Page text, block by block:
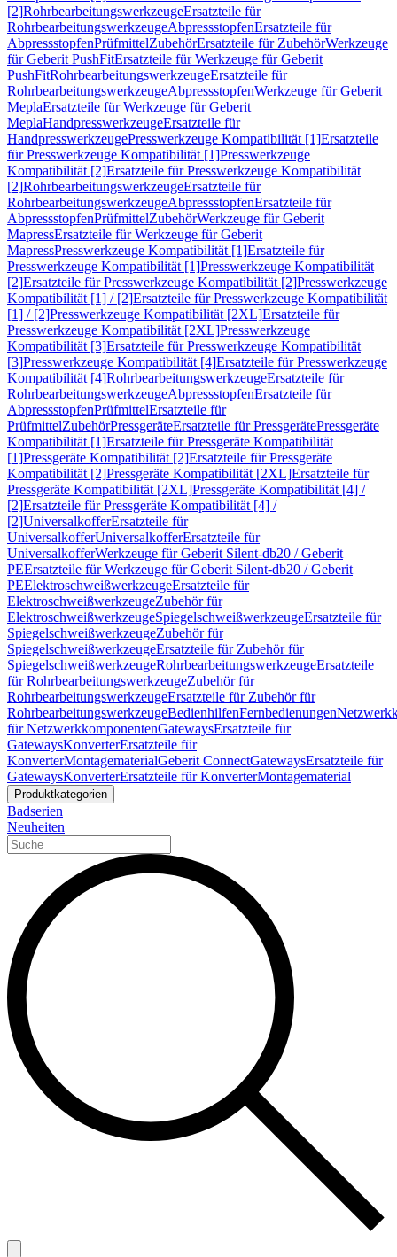
[2]RohrbearbeitungswerkzeugeErsatzteile für
RohrbearbeitungswerkzeugeAbpressstopfenErsatzteile für
AbpressstopfenPrüfmittelZubehörErsatzteile für ZubehörWerkzeuge
für Geberit PushFitErsatzteile für Werkzeuge für Geberit
PushFitRohrbearbeitungswerkzeugeErsatzteile für
RohrbearbeitungswerkzeugeAbpressstopfenWerkzeuge für Geberit
MeplaErsatzteile für Werkzeuge für Geberit
MeplaHandpresswerkzeugeErsatzteile für
HandpresswerkzeugePresswerkzeuge Kompatibilität [1]Ersatzteile
für Presswerkzeuge Kompatibilität [1]Presswerkzeuge
Kompatibilität [2]Ersatzteile für Presswerkzeuge Kompatibilität
[2]RohrbearbeitungswerkzeugeErsatzteile für
RohrbearbeitungswerkzeugeAbpressstopfenErsatzteile für
AbpressstopfenPrüfmittelZubehörWerkzeuge für Geberit
MapressErsatzteile für Werkzeuge für Geberit
MapressPresswerkzeuge Kompatibilität [1]Ersatzteile für
Presswerkzeuge Kompatibilität [1]Presswerkzeuge Kompatibilität
[2]Ersatzteile für Presswerkzeuge Kompatibilität [2]Presswerkzeuge
Kompatibilität [1] / [2]Ersatzteile für Presswerkzeuge Kompatibilität
[1] / [2]Presswerkzeuge Kompatibilität [2XL]Ersatzteile für
Presswerkzeuge Kompatibilität [2XL]Presswerkzeuge
Kompatibilität [3]Ersatzteile für Presswerkzeuge Kompatibilität
[3]Presswerkzeuge Kompatibilität [4]Ersatzteile für Presswerkzeuge
Kompatibilität [4]RohrbearbeitungswerkzeugeErsatzteile für
RohrbearbeitungswerkzeugeAbpressstopfenErsatzteile für
AbpressstopfenPrüfmittelErsatzteile für
PrüfmittelZubehörPressgeräteErsatzteile für PressgerätePressgeräte
Kompatibilität [1]Ersatzteile für Pressgeräte Kompatibilität
[1]Pressgeräte Kompatibilität [2]Ersatzteile für Pressgeräte
Kompatibilität [2]Pressgeräte Kompatibilität [2XL]Ersatzteile für
Pressgeräte Kompatibilität [2XL]Pressgeräte Kompatibilität [4] /
[2]Ersatzteile für Pressgeräte Kompatibilität [4] /
[2]UniversalkofferErsatzteile für
UniversalkofferUniversalkofferErsatzteile für
UniversalkofferWerkzeuge für Geberit Silent-db20 / Geberit
PEErsatzteile für Werkzeuge für Geberit Silent-db20 / Geberit
PEElektroschweißwerkzeugeErsatzteile für
ElektroschweißwerkzeugeZubehör für
ElektroschweißwerkzeugeSpiegelschweißwerkzeugeErsatzteile für
SpiegelschweißwerkzeugeZubehör für
SpiegelschweißwerkzeugeErsatzteile für Zubehör für
SpiegelschweißwerkzeugeRohrbearbeitungswerkzeugeErsatzteile
für RohrbearbeitungswerkzeugeZubehör für
RohrbearbeitungswerkzeugeErsatzteile für Zubehör für
RohrbearbeitungswerkzeugeBedienhilfenFernbedienungen
für NetzwerkkomponentenGatewaysErsatzteile für
GatewaysKonverterErsatzteile für
KonverterMontagematerialGeberit ConnectGatewaysErsatzteile für
GatewaysKonverterErsatzteile für KonverterMontagematerial
Produktkategorien
Badserien
Neuheiten